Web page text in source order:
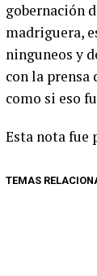
gobernación
madriguera,
ninguneos y
con la prensa
como si eso
Esta nota fue
TEMAS